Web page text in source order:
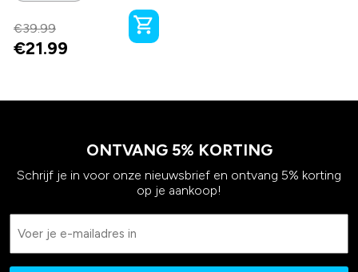
€39.99
€21.99
ONTVANG 5% KORTING
Schrijf je in voor onze nieuwsbrief en ontvang 5% korting
op je aankoop!